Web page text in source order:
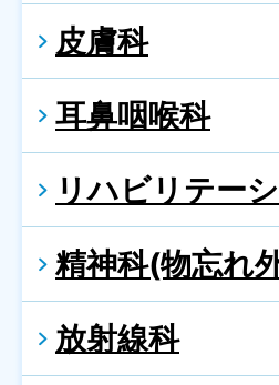
皮膚科
耳鼻咽喉科
リハビリテー
精神科(物忘れ
放射線科